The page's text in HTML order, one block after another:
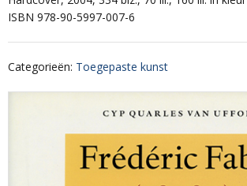
ISBN 978-90-5997-007-6
Categorieën: Toegepaste kunst